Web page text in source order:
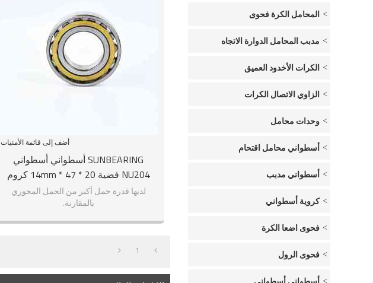
المحامل الكرة فحوى
مدبب المحامل الدوارة الاتجاه
الكرات الأخدود العميق
الزاوي الاتصال الكرات
وحدات محامل
أسطواني محامل اقتحام
أسطواني مدبب
كروية أسطواني
فحوى اضعا الكرة
فحوى الرول
أضف إلى قائمة الأمنيات
SUNBEARING أسطواني أسطواني
NU204 فضية 20 * 47 * 14mm كروم
فولاذ GCR15
لديها قدرة حمل أكبر من الحمل المحوري
بالمقارنة.
1